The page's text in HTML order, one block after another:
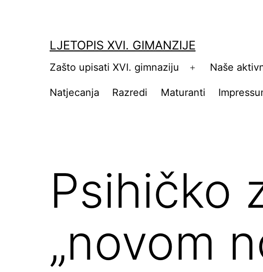
LJETOPIS XVI. GIMANZIJE
Zašto upisati XVI. gimnaziju
Open
menu
Naše
Natjecanja Razredi Maturanti
Psihičko
„novom